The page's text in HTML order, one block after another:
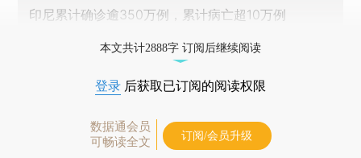
印尼累计确诊逾350万例，累计病亡超10万例
本文共计2888字 订阅后继续阅读
登录 后获取已订阅的阅读权限
数据通会员
可畅读全文
订阅/会员升级